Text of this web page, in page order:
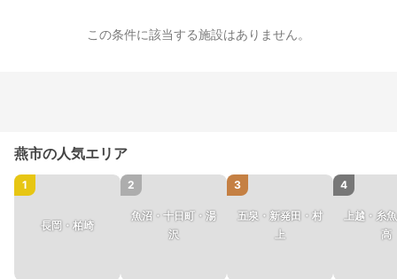
この条件に該当する施設はありません。
燕市の人気エリア
1
長岡・柏崎
2
魚沼・十日町・湯
沢
3
五泉・新発田・村
上
4
上越・糸
高